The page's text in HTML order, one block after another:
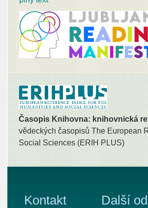
Časopis Knihovna: knihovnická
vědeckých časopisů The European
Social Sciences (ERIH PLUS)
Kontakt Další